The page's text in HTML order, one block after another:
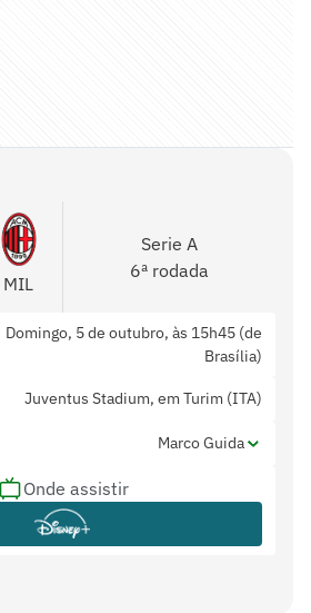
MIL
Serie A
6ª rodada
Domingo, 5 de outubro, às 15h45 (de
Brasília)
Juventus Stadium, em Turim (ITA)
Marco Guida
Valerio Colarossi e Christian Rossi
Onde assistir